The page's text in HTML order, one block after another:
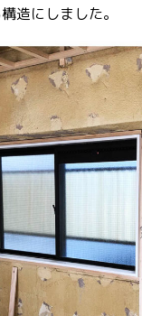
造にしました。